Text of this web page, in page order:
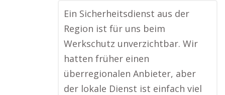
Ein Sicherheitsdienst aus der
Region ist für uns beim
Werkschutz unverzichtbar. Wir
hatten früher einen
überregionalen Anbieter, aber
der lokale Dienst ist einfach viel